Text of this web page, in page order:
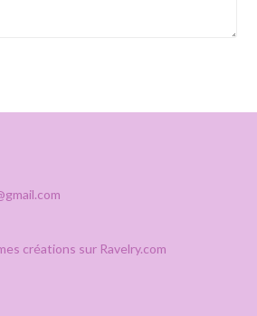
application
créations sur Ravelry.com